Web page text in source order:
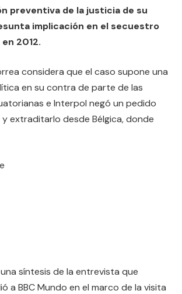
preventiva de la justicia de su
implicación en el secuestro
2012.
considera que el caso supone una
en su contra de parte de las
e Interpol negó un pedido
extraditarlo desde Bélgica, donde
síntesis de la entrevista que
a BBC Mundo en el marco de la visita